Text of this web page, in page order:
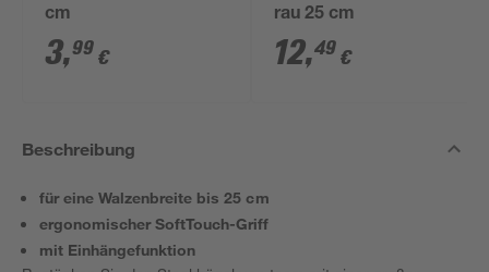
cm
3,99 €
rau 25 cm
12,49 €
Beschreibung
für eine Walzenbreite bis 25 cm
ergonomischer SoftTouch-Griff
mit Einhängefunktion